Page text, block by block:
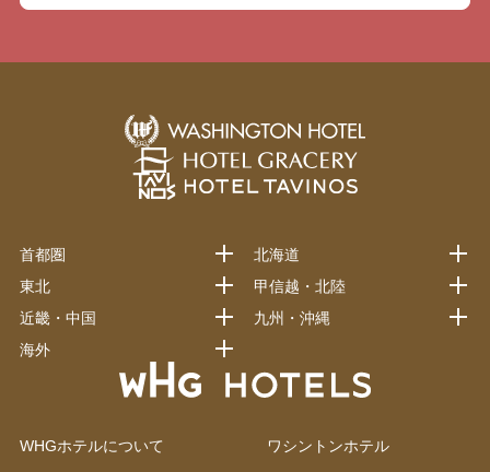
WHGホテルについて ワシントンホテル
首都圏
北海道
東北
甲信越・北陸
近畿・中国
九州・沖縄
海外